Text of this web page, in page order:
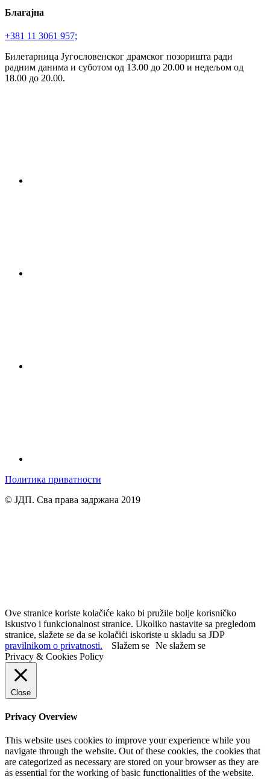
Благајна
+381 11 3061 957;
Билетарница Југословенског драмског позоришта ради
радним данима и суботом од 13.00 до 20.00 и недељом од
18.00 до 20.00.
Политика приватности
© ЈДП. Сва права задржана 2019
Ove stranice koriste kolačiće kako bi pružile bolje korisničko
iskustvo i funkcionalnost stranice. Ukoliko nastavite sa pregledom
stranice, slažete se da se kolačići iskoriste u skladu sa JDP
pravilnikom o privatnosti.
Slažem se Ne slažem se
Privacy & Cookies Policy
Close
Privacy Overview
This website uses cookies to improve your experience while you
navigate through the website. Out of these cookies, the cookies that
are categorized as necessary are stored on your browser as they are
as essential for the working of basic functionalities of the website.